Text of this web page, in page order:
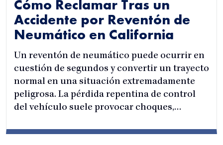
Cómo Reclamar Tras un
Accidente por Reventón de
Neumático en California
Un reventón de neumático puede ocurrir en
cuestión de segundos y convertir un trayecto
normal en una situación extremadamente
peligrosa. La pérdida repentina de control
del vehículo suele provocar choques,…